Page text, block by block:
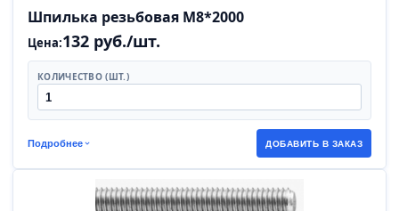
Шпилька резьбовая М8*2000
Цена:132 руб./шт.
КОЛИЧЕСТВО (ШТ.)
Подробнее ДОБАВИТЬ В ЗАКАЗ